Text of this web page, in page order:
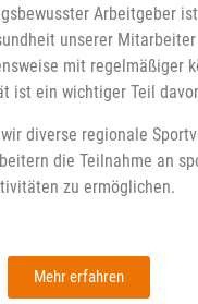
Arbeitgeber
unserer
mit regelmäßiger
ist ein wichtiger Teil
diverse regionale
die Teilnahme an
zu ermöglichen.
Mehr erfahren